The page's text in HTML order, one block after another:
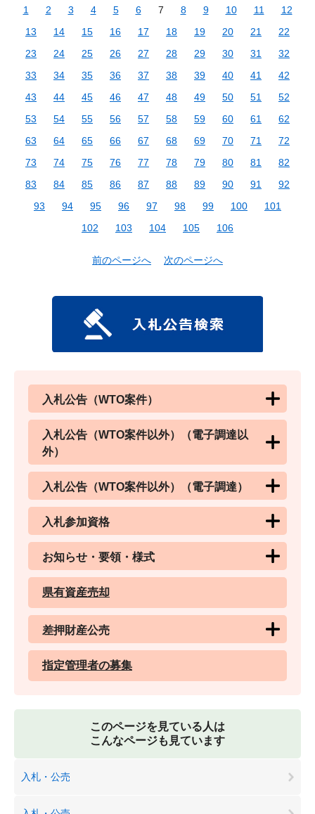
1 2 3 4 5 6 7 8 9 10 11
12
13
14 15 16 17 18 19 20 21
22
23
24 25 26 27 28 29 30 31
32
33
34 35 36 37 38 39 40 41
42
43
44 45 46 47 48 49 50 51
52
53
54 55 56 57 58 59 60 61
62
63
64 65 66 67 68 69 70 71
72
73
74 75 76 77 78 79 80 81
82
83
84 85 86 87 88 89 90 91
92
93
94 95 96 97 98 99 100
101
102
103 104 105 106
前のページへ 次のページへ
入札公告（WTO案件）
入札公告（WTO案件以外）（電子調達以
外）
入札公告（WTO案件以外）（電子調達）
入札参加資格
お知らせ・要領・様式
県有資産売却
差押財産公売
指定管理者の募集
このページを見ている人は
こんなページも見ています
入札・公売